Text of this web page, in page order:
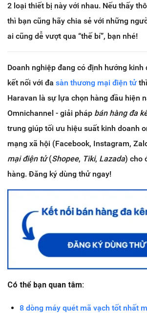
2 loại thiết bị này với nhau. Nếu thấy
thì bạn cũng hãy chia sẻ với những
ai cũng dễ vượt qua “thế bí”, bạn nhé!
Doanh nghiệp đang có định hướng kinh
kết nối với đa sàn thương mại điện tử
Haravan là sự lựa chọn hàng đầu hiện
Omnichannel - giải pháp bán hàng đa
trung giúp tối ưu hiệu suất kinh doanh
mạng xã hội (Facebook, Instagram,
mại điện tử(Shopee, Tiki, Lazada) cho
hàng. Đăng ký dùng thử ngay!
Có thể bạn quan tâm:
8 dòng máy quét mã vạch tốt nhất